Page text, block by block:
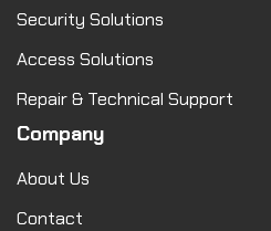
Security Solutions
Access Solutions
Repair & Technical Support
Company
About Us
Contact